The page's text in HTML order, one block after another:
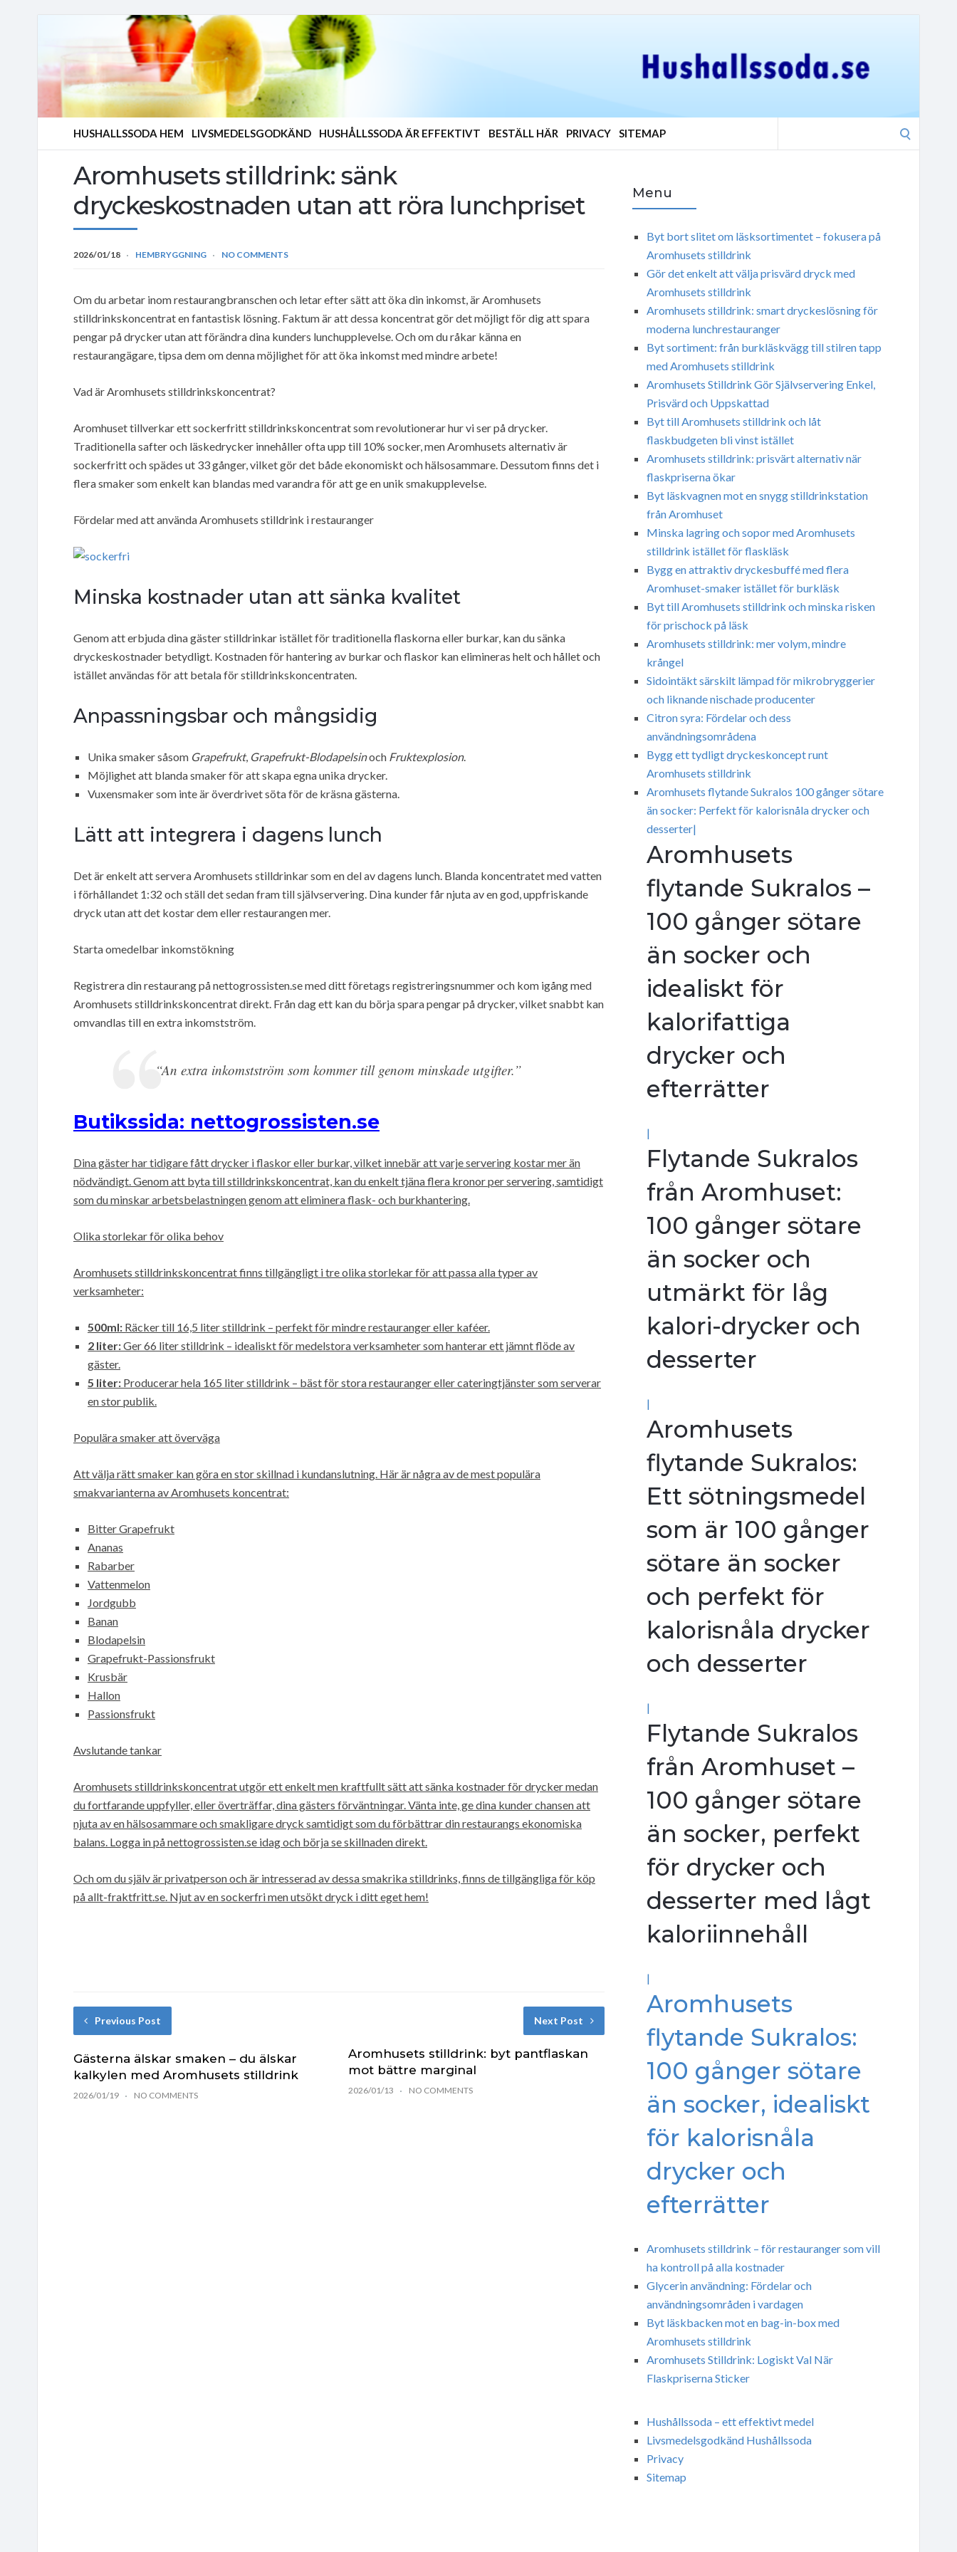
HUSHALLSSODA HEM LIVSMEDELSGODKÄND HUSHÅLLSSODA ÄR EFFEKTIVT BESTÄLL HÄR PRIVACY SITEMAP
Aromhusets stilldrink: sänk
dryckeskostnaden utan att röra lunchpriset
2026/01/18 HEMBRYGGNING NO COMMENTS
Om du arbetar inom restaurangbranschen och letar efter sätt att öka din inkomst, är Aromhusets
stilldrinkskoncentrat en fantastisk lösning. Faktum är att dessa koncentrat gör det möjligt för dig att spara
pengar på drycker utan att förändra dina kunders lunchupplevelse. Och om du råkar känna en
restaurangägare, tipsa dem om denna möjlighet för att öka inkomst med mindre arbete!
Vad är Aromhusets stilldrinkskoncentrat?
Aromhuset tillverkar ett sockerfritt stilldrinkskoncentrat som revolutionerar hur vi ser på drycker.
Traditionella safter och läskedrycker innehåller ofta upp till 10% socker, men Aromhusets alternativ är
sockerfritt och spädes ut 33 gånger, vilket gör det både ekonomiskt och hälsosammare. Dessutom finns det i
flera smaker som enkelt kan blandas med varandra för att ge en unik smakupplevelse.
Fördelar med att använda Aromhusets stilldrink i restauranger
Minska kostnader utan att sänka kvalitet
Genom att erbjuda dina gäster stilldrinkar istället för traditionella flaskorna eller burkar, kan du sänka
dryckeskostnader betydligt. Kostnaden för hantering av burkar och flaskor kan elimineras helt och hållet och
istället användas för att betala för stilldrinkskoncentraten.
Anpassningsbar och mångsidig
Unika smaker såsom Grapefrukt, Grapefrukt-Blodapelsinoch Fruktexplosion.
Möjlighet att blanda smaker för att skapa egna unika drycker.
Vuxensmaker som inte är överdrivet söta för de kräsna gästerna.
Lätt att integrera i dagens lunch
Det är enkelt att servera Aromhusets stilldrinkar som en del av dagens lunch. Blanda koncentratet med vatten
i förhållandet 1:32 och ställ det sedan fram till självservering. Dina kunder får njuta av en god, uppfriskande
dryck utan att det kostar dem eller restaurangen mer.
Starta omedelbar inkomstökning
Registrera din restaurang på nettogrossisten.se med ditt företags registreringsnummer och kom igång med
Aromhusets stilldrinkskoncentrat direkt. Från dag ett kan du börja spara pengar på drycker, vilket snabbt kan
omvandlas till en extra inkomstström.
“An extra inkomstström som kommer till genom minskade utgifter.”
Butikssida: nettogrossisten.se
Dina gäster har tidigare fått drycker i flaskor eller burkar, vilket innebär att varje servering kostar mer än
nödvändigt. Genom att byta till stilldrinkskoncentrat, kan du enkelt tjäna flera kronor per servering, samtidigt
som du minskar arbetsbelastningen genom att eliminera flask- och burkhantering.
Olika storlekar för olika behov
Aromhusets stilldrinkskoncentrat finns tillgängligt i tre olika storlekar för att passa alla typer av
verksamheter:
500ml: Räcker till 16,5 liter stilldrink – perfekt för mindre restauranger eller kaféer.
2 liter:Ger 66 liter stilldrink – idealiskt för medelstora verksamheter som hanterar ett jämnt flöde av
gäster.
5 liter: Producerar hela 165 liter stilldrink – bäst för stora restauranger eller cateringtjänster som serverar
en stor publik.
Populära smaker att överväga
Att välja rätt smaker kan göra en stor skillnad i kundanslutning. Här är några av de mest populära
smakvarianterna av Aromhusets koncentrat:
Bitter Grapefrukt
Ananas
Rabarber
Vattenmelon
Jordgubb
Banan
Blodapelsin
Grapefrukt-Passionsfrukt
Krusbär
Hallon
Passionsfrukt
Avslutande tankar
Aromhusets stilldrinkskoncentrat utgör ett enkelt men kraftfullt sätt att sänka kostnader för drycker medan
du fortfarande uppfyller, eller överträffar, dina gästers förväntningar. Vänta inte, ge dina kunder chansen att
njuta av en hälsosammare och smakligare dryck samtidigt som du förbättrar din restaurangs ekonomiska
balans. Logga in på nettogrossisten.se idag och börja se skillnaden direkt.
Och om du själv är privatperson och är intresserad av dessa smakrika stilldrinks, finns de tillgängliga för köp
på allt-fraktfritt.se. Njut av en sockerfri men utsökt dryck i ditt eget hem!
Previous Post
Gästerna älskar smaken – du älskar
kalkylen med Aromhusets stilldrink
2026/01/19 NO COMMENTS
Next Post
Aromhusets stilldrink: byt pantflaskan
mot bättre marginal
2026/01/13 NO COMMENTS
Menu
Byt bort slitet om läsksortimentet – fokusera på
Aromhusets stilldrink
Gör det enkelt att välja prisvärd dryck med
Aromhusets stilldrink
Aromhusets stilldrink: smart dryckeslösning för
moderna lunchrestauranger
Byt sortiment: från burkläskvägg till stilren tapp
med Aromhusets stilldrink
Aromhusets Stilldrink Gör Självservering Enkel,
Prisvärd och Uppskattad
Byt till Aromhusets stilldrink och låt
flaskbudgeten bli vinst istället
Aromhusets stilldrink: prisvärt alternativ när
flaskpriserna ökar
Byt läskvagnen mot en snygg stilldrinkstation
från Aromhuset
Minska lagring och sopor med Aromhusets
stilldrink istället för flaskläsk
Bygg en attraktiv dryckesbuffé med flera
Aromhuset-smaker istället för burkläsk
Byt till Aromhusets stilldrink och minska risken
för prischock på läsk
Aromhusets stilldrink: mer volym, mindre
krångel
Sidointäkt särskilt lämpad för mikrobryggerier
och liknande nischade producenter
Citron syra: Fördelar och dess
användningsområdena
Bygg ett tydligt dryckeskoncept runt
Aromhusets stilldrink
Aromhusets flytande Sukralos 100 gånger sötare
än socker: Perfekt för kalorisnåla drycker och
desserter|
Aromhusets
flytande Sukralos –
100 gånger sötare
än socker och
idealiskt för
kalorifattiga
drycker och
efterrätter
|
Flytande Sukralos
från Aromhuset:
100 gånger sötare
än socker och
utmärkt för låg
kalori-drycker och
desserter
|
Aromhusets
flytande Sukralos:
Ett sötningsmedel
som är 100 gånger
sötare än socker
och perfekt för
kalorisnåla drycker
och desserter
|
Flytande Sukralos
från Aromhuset –
100 gånger sötare
än socker, perfekt
för drycker och
desserter med lågt
kaloriinnehåll
|
Aromhusets
flytande Sukralos:
100 gånger sötare
än socker, idealiskt
för kalorisnåla
drycker och
efterrätter
Aromhusets stilldrink – för restauranger som vill
ha kontroll på alla kostnader
Glycerin användning: Fördelar och
användningsområden i vardagen
Byt läskbacken mot en bag-in-box med
Aromhusets stilldrink
Aromhusets Stilldrink: Logiskt Val När
Flaskpriserna Sticker
Hushållssoda – ett effektivt medel
Livsmedelsgodkänd Hushållssoda
Privacy
Sitemap